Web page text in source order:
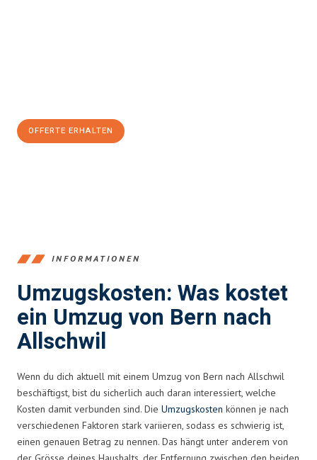
OFFERTE ERHALTEN
INFORMATIONEN
Umzugskosten: Was kostet
ein Umzug von Bern nach
Allschwil
Wenn du dich aktuell mit einem Umzug von Bern nach Allschwil
beschäftigst, bist du sicherlich auch daran interessiert, welche
Kosten damit verbunden sind. Die Umzugskosten können je nach
verschiedenen Faktoren stark variieren, sodass es schwierig ist,
einen genauen Betrag zu nennen. Das hängt unter anderem von